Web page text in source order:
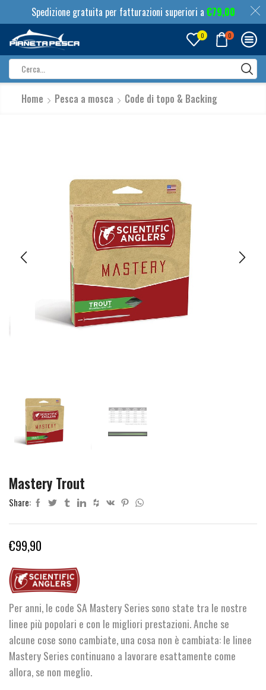
Spedizione gratuita per fatturazioni superiori a €79,00
0 0
input
Home Pesca a mosca Code di topo & Backing
Mastery Trout
Share:
€99,90
Per anni, le code SA Mastery Series sono state tra le nostre
linee più popolari e con le migliori prestazioni. Anche se
alcune cose sono cambiate, una cosa non è cambiata: le linee
Mastery Series continuano a lavorare esattamente come
allora, se non meglio.